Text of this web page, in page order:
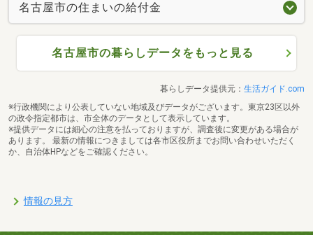
名古屋市の住まいの給付金
名古屋市の暮らしデータをもっと見る
暮らしデータ提供元： 生活ガイド.com
※行政機関により公表していない地域及びデータがございます。東京23区以外
の政令指定都市は、市全体のデータとして表示しています。
※提供データには細心の注意を払っておりますが、調査後に変更がある場合が
あります。 最新の情報につきましては各市区役所までお問い合わせいただく
か、自治体HPなどをご確認ください。
情報の見方